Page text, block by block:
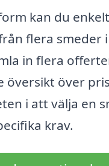
kan du
flera smeder
in flera
översikt över
i att välja en
krav.